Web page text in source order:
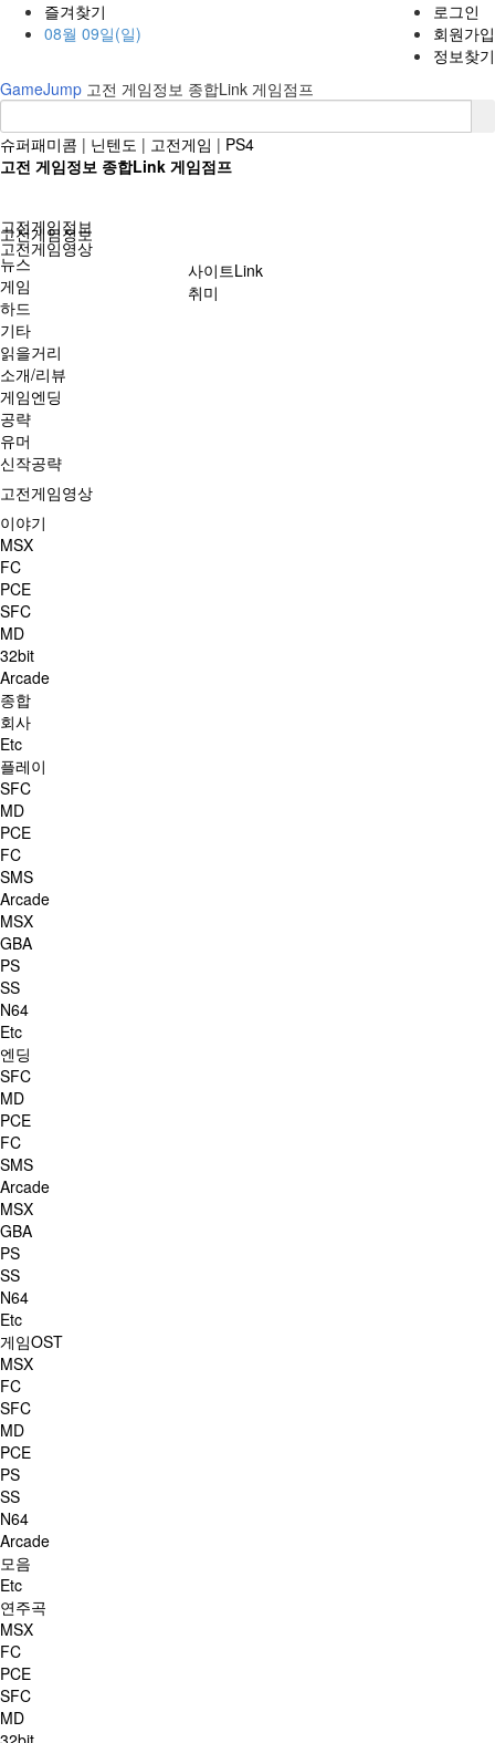
즐겨찾기
08월 09일(일)
로그인
회원가입
정보찾기
GameJump 고전 게임정보 종합Link 게임점프
슈퍼패미콤 | 닌텐도 | 고전게임 | PS4
고전 게임정보 종합Link 게임점프
고전게임정보
뉴스
게임
하드
기타
읽을거리
소개/리뷰
게임엔딩
공략
유머
신작공략
고전게임영상
이야기
MSX
FC
PCE
SFC
MD
32bit
Arcade
종합
회사
Etc
플레이
SFC
MD
PCE
FC
SMS
Arcade
MSX
GBA
PS
SS
N64
Etc
엔딩
SFC
MD
PCE
FC
SMS
Arcade
MSX
GBA
PS
SS
N64
Etc
게임OST
MSX
FC
SFC
MD
PCE
PS
SS
N64
Arcade
모음
Etc
연주곡
MSX
FC
PCE
SFC
MD
고전게임정보
고전게임영상
사이트Link
취미